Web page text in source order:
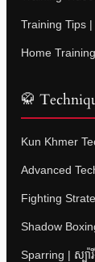
Training Tips |
Home
🥋
Kun Khmer
Advanced
Fighting
Shadow
Sparring | ស្ប៉ា